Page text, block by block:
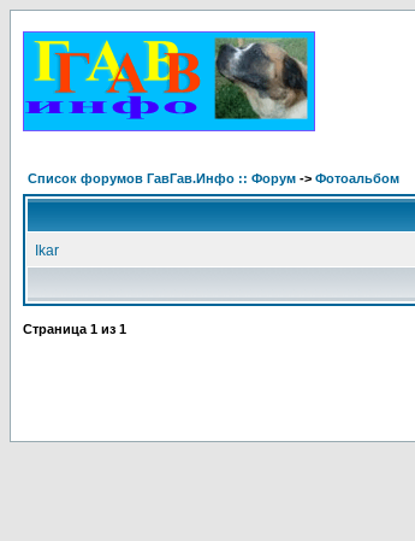
Список форумов ГавГав.Инфо :: Форум -> Фотоальбом
Ikar
Страница 1 из 1